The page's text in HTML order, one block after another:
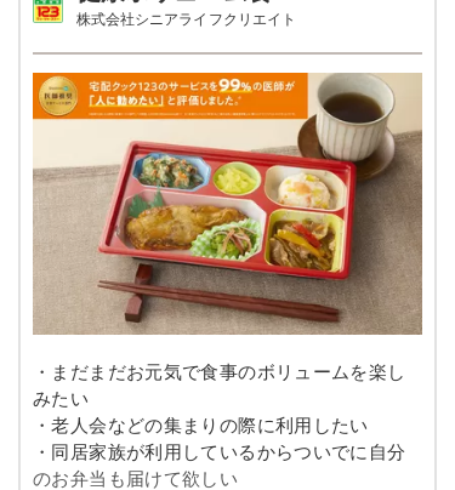
エネルギー：497kcal、たんぱく質：21.4g、脂
質：10.6g、炭水化物：76.4g、ナトリウム：
687mg、食塩相当量：1.7g
※メニューの補足
ご飯セットの栄養素です。お弁当献立の一例と
その栄養価のため、実際にご提供可能なメニュ
ーではないのでご注意ください。
塩分 3.0以下
タンパク質 20.0～24.0g
脂質 -
糖質 -
リン -
カリウム -
幸たんぱく食のメニュー例
ハンバーグ（トマトソース）
株式会社シニアライフクリエイト
・まだまだお元気で食事のボリュームを楽し
みたい
・老人会などの集まりの際に利用したい
・同居家族が利用しているからついでに自分
のお弁当も届けて欲しい